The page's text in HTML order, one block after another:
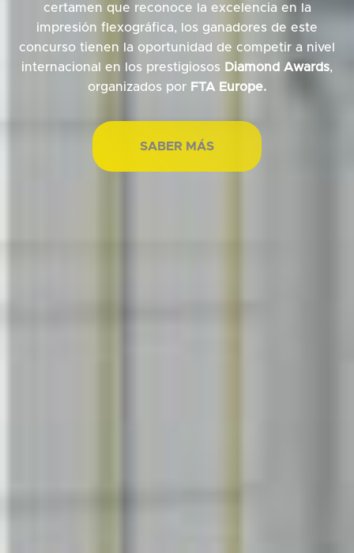
certamen que reconoce la excelencia en la
impresión flexográfica, los ganadores de este
concurso tienen la oportunidad de competir a nivel
internacional en los prestigiosos Diamond Awards,
organizados por FTA Europe.
SABER MÁS